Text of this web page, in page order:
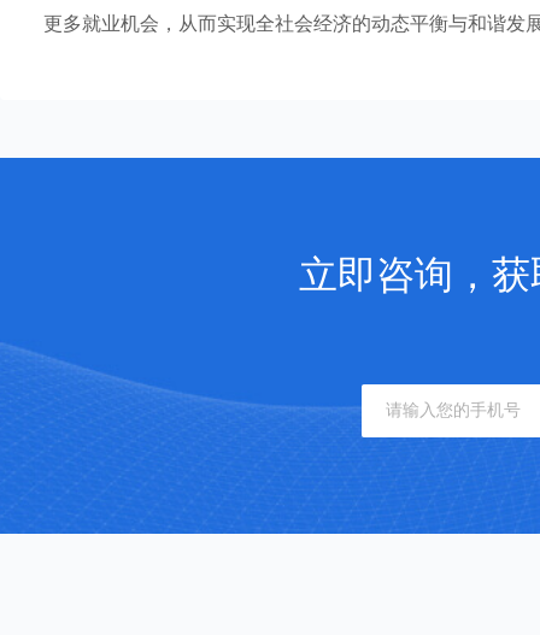
更多就业机会，从而实现全社会经济的动态平衡与和谐发
立即咨询，